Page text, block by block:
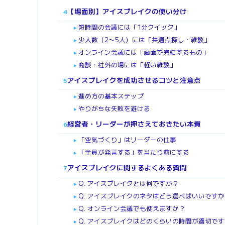
4【場面別】アイスブレイクの使い分け
► 短時間の会議には「1分クイック」
► 少人数（2〜5人）には「共通点探し・雑談」
► オンライン会議には「画面で完結するもの」
► 商談・社外の場には「軽い雑談」
5アイスブレイクを成功させるコツと注意点
► 進め方の基本ステップ
► やりがちな失敗を避ける
6経営者・リーダーが押さえておきたい本質
► 「空気づくり」はリーダーの仕事
► 「全員が発言する」を当たり前にする
7アイスブレイクに関するよくある質問
► Q. アイスブレイクとは何ですか？
► Q. アイスブレイクのネタはどう選べばいいですか
► Q. オンライン会議でも使えますか？
► Q. アイスブレイクはどのくらいの時間が適切です